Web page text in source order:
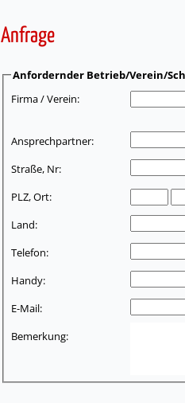
Anfrage
Anfordernder Betrieb/Verein/
Firma / Verein:
Ansprechpartner:
Straße, Nr:
PLZ, Ort:
Land:
Telefon:
Handy:
E-Mail:
Bemerkung: